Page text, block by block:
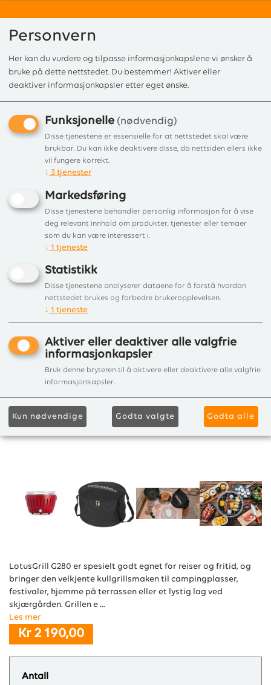
Forside/ Produkter/Griller/Kullgrill/ LotusGrill Small G 280 Blazing
LotusGrill Small G 280
Blazing Red
Kullgrill med vifte
LotusGrill G280 er spesielt godt egnet for reiser og fritid, og
bringer den velkjente kullgrillsmaken til campingplasser,
festivaler, hjemme på terrassen eller et lystig lag ved
skjærgården. Grillen e ...
Les mer
Kr 2 190,00
Antall
Personvern
Her kan du vurdere og tilpasse informasjonkapslene vi ønsker å
bruke på dette nettstedet. Du bestemmer! Aktiver eller
deaktiver informasjonkapsler etter eget ønske.
Funksjonelle (nødvendig)
Disse tjenestene er essensielle for at nettstedet skal være
brukbar. Du kan ikke deaktivere disse, da nettsiden ellers ikke
vil fungere korrekt.
↓ 3 tjenester
Markedsføring
Disse tjenestene behandler personlig informasjon for å vise
deg relevant innhold om produkter, tjenester eller temaer
som du kan være interessert i.
↓ 1 tjeneste
Statistikk
Disse tjenestene analyserer dataene for å forstå hvordan
nettstedet brukes og forbedre brukeropplevelsen.
↓ 1 tjeneste
Aktiver eller deaktiver alle valgfrie
informasjonkapsler
Bruk denne bryteren til å aktivere eller deaktivere alle valgfrie
informasjonkapsler.
Kun nødvendige Godta valgte Godta alle